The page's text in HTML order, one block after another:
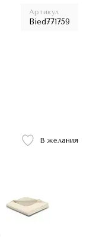
Артикул
Bied771759
В желания